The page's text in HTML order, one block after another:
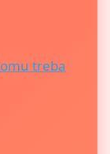
treba